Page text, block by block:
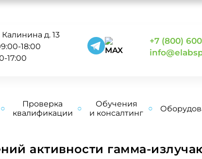
д. 13
18:00
17:00
+7 (800)
Проверка
квалификации
Обучения
и консалтинг
активности гамма-